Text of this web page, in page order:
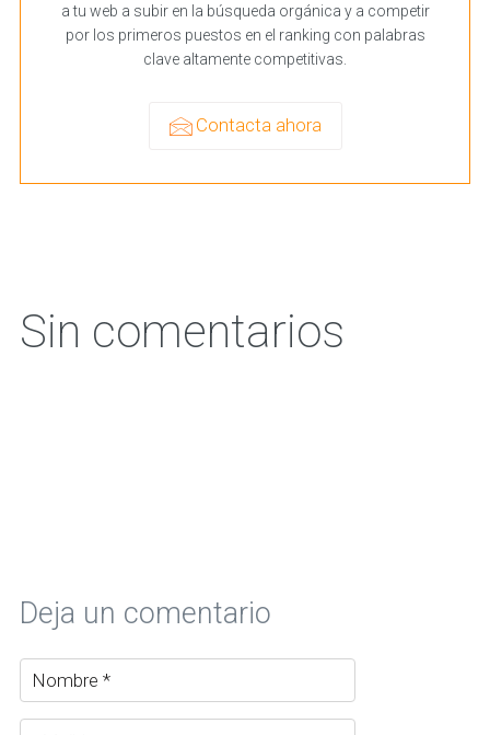
a tu web a subir en la búsqueda orgánica y a competir
por los primeros puestos en el ranking con palabras
clave altamente competitivas.
Contacta ahora
Sin comentarios
Deja un comentario